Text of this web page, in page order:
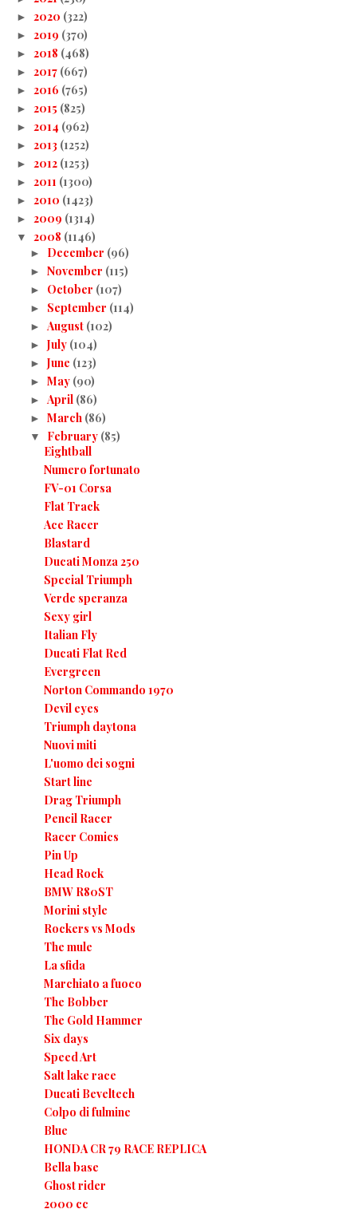
► 2020 (322)
► 2019 (370)
► 2018 (468)
► 2017 (667)
► 2016 (765)
► 2015 (825)
► 2014 (962)
► 2013 (1252)
► 2012 (1253)
► 2011 (1300)
► 2010 (1423)
► 2009 (1314)
▼ 2008 (1146)
► December (96)
► November (115)
► October (107)
► September (114)
► August (102)
► July (104)
► June (123)
► May (90)
► April (86)
► March (86)
▼ February (85)
Eightball
Numero fortunato
FV-01 Corsa
Flat Track
Ace Racer
Blastard
Ducati Monza 250
Special Triumph
Verde speranza
Sexy girl
Italian Fly
Ducati Flat Red
Evergreen
Norton Commando 1970
Devil eyes
Triumph daytona
Nuovi miti
L'uomo dei sogni
Start line
Drag Triumph
Pencil Racer
Racer Comics
Pin Up
Head Rock
BMW R80ST
Morini style
Rockers vs Mods
The mule
La sfida
Marchiato a fuoco
The Bobber
The Gold Hammer
Six days
Speed Art
Salt lake race
Ducati Beveltech
Colpo di fulmine
Blue
HONDA CR 79 RACE REPLICA
Bella base
Ghost rider
2000 cc